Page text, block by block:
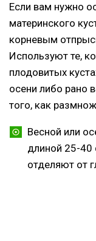
Если вам нужно
материнского
корневым
Используют те,
плодовитых
осени либо рано
того, как
Весной или
длиной 25-40
отделяют от